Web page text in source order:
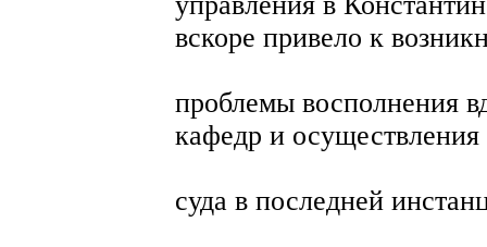
вскоре привело к
проблемы восполнения
кафедр и осуществления
суда в последней